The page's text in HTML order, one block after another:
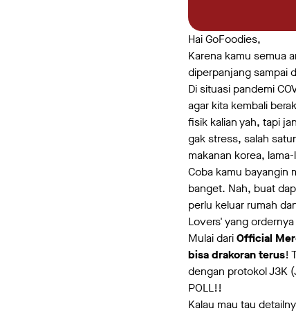
Hai GoFoodies,
Karena kamu semua
diperpanjang sampai
Di situasi pandemi
agar kita kembali
fisik kalian yah, tapi
gak stress, salah
makanan korea,
Coba kamu bayangin
banget. Nah, buat
perlu keluar rumah
Lovers' yang
Mulai dariOfficial
bisa drakoran terus!
dengan protokol J3K
POLL!!
Kalau mau tau